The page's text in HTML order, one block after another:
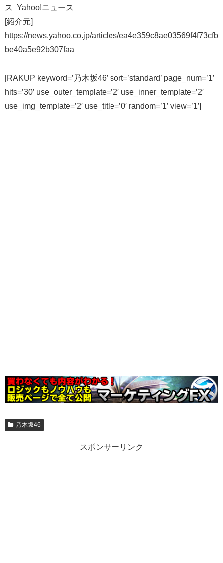
ス Yahoo!ニュース
[紹介元]
https://news.yahoo.co.jp/articles/ea4e359c8ae03569f4f73cfb
be40a5e92b307faa
[RAKUP keyword=’乃木坂46′ sort=’standard’ page_num=’1′
hits=’30’ use_outer_template=’2′ use_inner_template=’2′
use_img_template=’2′ use_title=’0′ random=’1′ view=’1′]
乃木坂46
スポンサーリンク